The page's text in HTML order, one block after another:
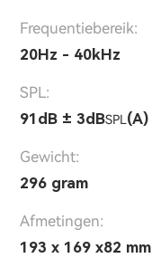
Frequentiebereik:
20Hz - 40kHz
SPL:
91dB ± 3dBSPL (A)
Gewicht:
296 gram
Afmetingen:
193 x 169 x82 mm